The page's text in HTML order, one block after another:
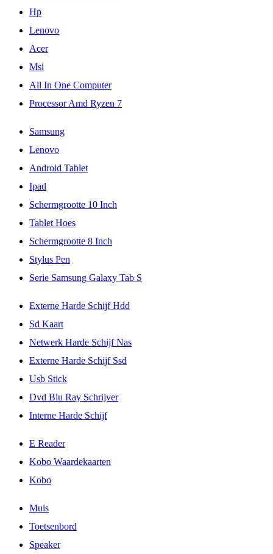
Hp
Lenovo
Acer
Msi
All In One Computer
Processor Amd Ryzen 7
Samsung
Lenovo
Android Tablet
Ipad
Schermgrootte 10 Inch
Tablet Hoes
Schermgrootte 8 Inch
Stylus Pen
Serie Samsung Galaxy Tab S
Externe Harde Schijf Hdd
Sd Kaart
Netwerk Harde Schijf Nas
Externe Harde Schijf Ssd
Usb Stick
Dvd Blu Ray Schrijver
Interne Harde Schijf
E Reader
Kobo Waardekaarten
Kobo
Muis
Toetsenbord
Speaker